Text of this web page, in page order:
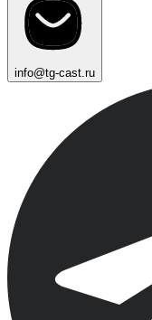
info@tg-cast.ru